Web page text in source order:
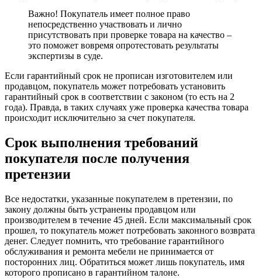
Важно! Покупатель имеет полное право
непосредственно участвовать и лично
присутствовать при проверке товара на качество –
это поможет вовремя опротестовать результаты
экспертизы в суде.
Если гарантийный срок не прописан изготовителем или
продавцом, покупатель может потребовать установить
гарантийный срок в соответствии с законом (то есть на 2
года). Правда, в таких случаях уже проверка качества товара
происходит исключительно за счет покупателя.
Срок выполнения требований
покупателя после получения
претензии
Все недостатки, указанные покупателем в претензии, по
закону должны быть устранены продавцом или
производителем в течение 45 дней. Если максимальный срок
прошел, то покупатель может потребовать законного возврата
денег. Следует помнить, что требование гарантийного
обслуживания и ремонта мебели не принимается от
посторонних лиц. Обратиться может лишь покупатель, имя
которого прописано в гарантийном талоне.